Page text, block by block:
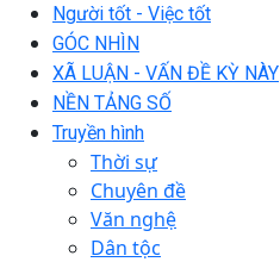
Người tốt - Việc tốt
GÓC NHÌN
XÃ LUẬN - VẤN ĐỀ KỲ NÀY
NỀN TẢNG SỐ
Truyền hình
Thời sự
Chuyên đề
Văn nghệ
Dân tộc